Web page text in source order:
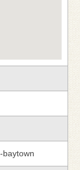
baytown